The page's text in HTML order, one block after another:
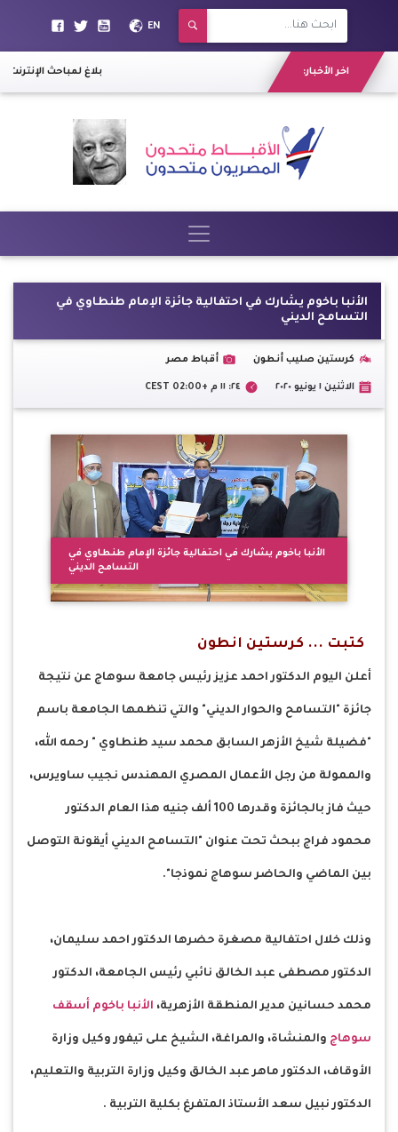
EN
اخر الأخبار: بلاغ لمباحث الإنترنت
الأنبا باخوم يشارك في احتفالية جائزة الإمام طنطاوي في
التسامح الديني
كرستين صليب أنطون أقباط مصر
الاثنين ١ يونيو ٢٠٢٠ ٢٤: ١١ م +02:00 CEST
الأنبا باخوم يشارك في احتفالية جائزة الإمام طنطاوي في
التسامح الديني
كتبت ... كرستين انطون
أعلن اليوم الدكتور احمد عزيز رئيس جامعة سوهاج عن نتيجة
جائزة "التسامح والحوار الديني" والتي تنظمها الجامعة باسم
"فضيلة شيخ الأزهر السابق محمد سيد طنطاوي " رحمه الله،
والممولة من رجل الأعمال المصري المهندس نجيب ساويرس،
حيث فاز بالجائزة وقدرها 100 ألف جنيه هذا العام الدكتور
محمود فراج ببحث تحت عنوان "التسامح الديني أيقونة التوصل
بين الماضي والحاضر سوهاج نموذجا".
وذلك خلال احتفالية مصغرة حضرها الدكتور احمد سليمان،
الدكتور مصطفى عبد الخالق نائبي رئيس الجامعة، الدكتور
محمد حسانين مدير المنطقة الأزهرية، الأنبا باخوم أسقف
سوهاج والمنشاة، والمراغة، الشيخ على تيفور وكيل وزارة
الأوقاف، الدكتور ماهر عبد الخالق وكيل وزارة التربية والتعليم،
الدكتور نبيل سعد الأستاذ المتفرغ بكلية التربية .